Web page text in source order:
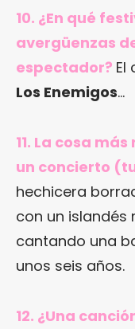
10. ¿En qué
avergüenzas
espectador? El
Los Enemigos…
11. La cosa
un concierto
hechicera
con un islandés
cantando una
unos seis años.
12. ¿Una